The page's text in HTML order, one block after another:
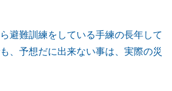
避難訓練をしている手練の長年して
、予想だに出来ない事は、実際の災